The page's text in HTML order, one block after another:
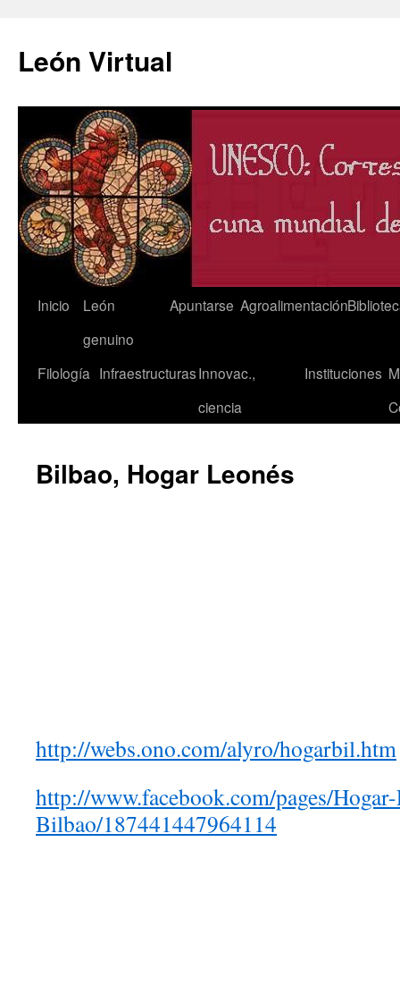
León Virtual
Saltar
contenido
Inicio
León
genuino
Apuntarse Agroalimentación
Filología InfraestructurasInnovac.,
ciencia
Instituciones
Bilbao, Hogar Leonés
http://webs.ono.com/alyro/hogarbil.htm
http://www.facebook.com/pages/
Bilbao/187441447964114